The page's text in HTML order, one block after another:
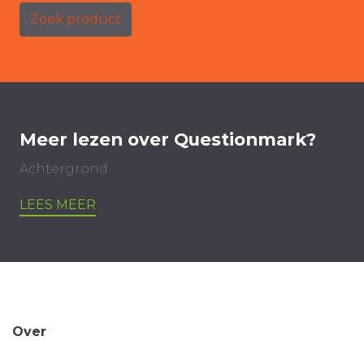
Zoek product
Meer lezen over Questionmark?
Achtergrond
LEES MEER
Over